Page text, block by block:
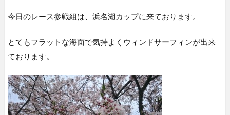
今日のレース参戦組は、浜名湖カップに来ております。
とてもフラットな海面で気持よくウィンドサーフィンが出来
ております。